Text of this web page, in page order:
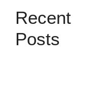
Recent
Posts